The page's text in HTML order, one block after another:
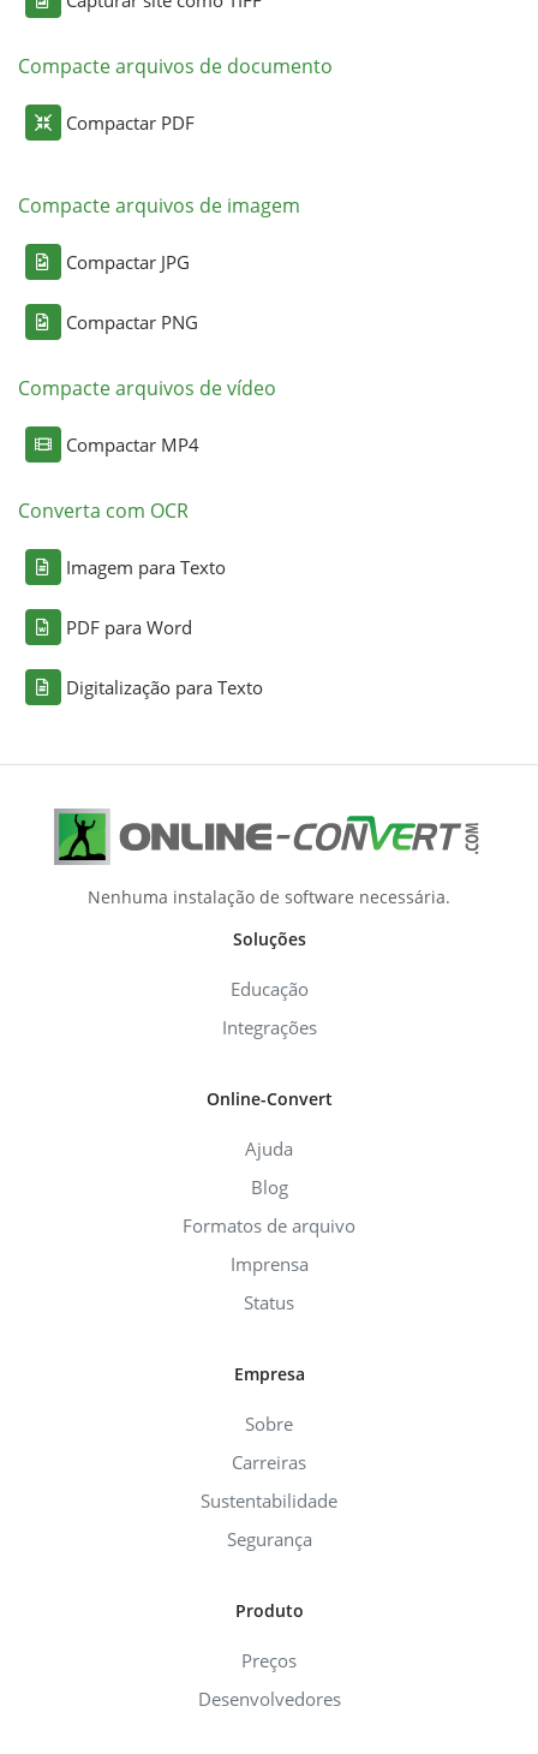
Compacte arquivos de documento
Compactar PDF
Compacte arquivos de imagem
Compactar JPG
Compactar PNG
Compacte arquivos de vídeo
Compactar MP4
Converta com OCR
Imagem para Texto
PDF para Word
Digitalização para Texto
Nenhuma instalação de software necessária.
Soluções
Educação
Integrações
Online-Convert
Ajuda
Blog
Formatos de arquivo
Imprensa
Status
Empresa
Sobre
Carreiras
Sustentabilidade
Segurança
Produto
Preços
Desenvolvedores